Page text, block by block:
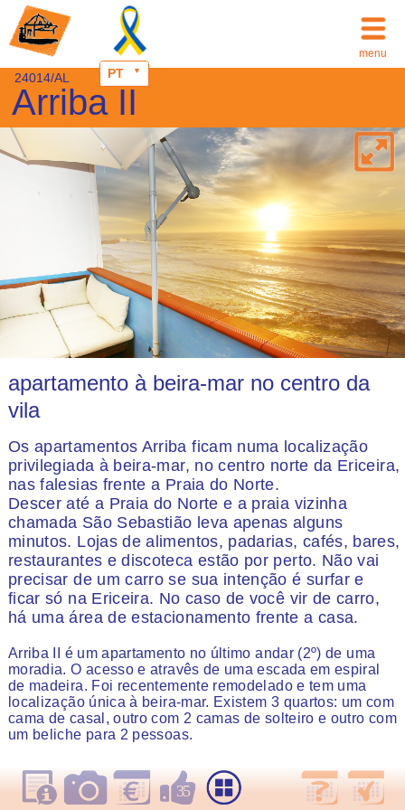
PT
24014/AL
Arriba II
apartamento à beira-mar no centro da
vila
Os apartamentos Arriba ficam numa localização
privilegiada à beira-mar, no centro norte da Ericeira,
nas falesias frente a Praia do Norte.
Descer até a Praia do Norte e a praia vizinha
chamada São Sebastião leva apenas alguns
minutos. Lojas de alimentos, padarias, cafés, bares,
restaurantes e discoteca estão por perto. Não vai
precisar de um carro se sua intenção é surfar e
ficar só na Ericeira. No caso de você vir de carro,
há uma área de estacionamento frente a casa.
Arriba II é um apartamento no último andar (2º) de uma
moradia. O acesso e atravês de uma escada em espiral
de madeira. Foi recentemente remodelado e tem uma
localização única à beira-mar. Existem 3 quartos: um com
cama de casal, outro com 2 camas de solteiro e outro com
um beliche para 2 pessoas.
Uma cozinha de espaço aberto com uma ampla mesa de
jantar e uma sala de estar com sofás acolhedores são o
centro interior. Para o seu entretenimento encontra uma
35
menu